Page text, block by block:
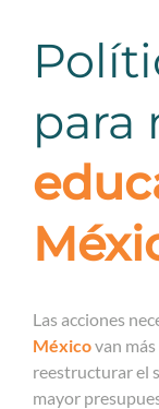
para
Las acciones
Méxicovan
reestructurar el
mayor